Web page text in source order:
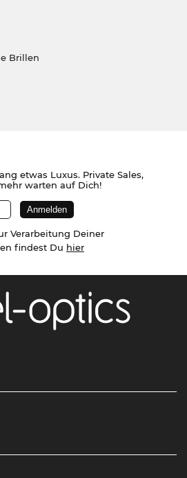
Brillen
etwas Luxus. Private Sales,
warten auf Dich!
Verarbeitung Deiner
findest Du hier